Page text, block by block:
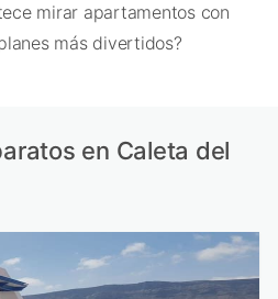
mirar apartamentos con
más divertidos?
en Caleta del